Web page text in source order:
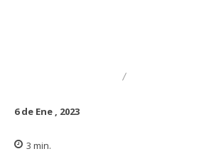
6 de Ene , 2023
3 min.